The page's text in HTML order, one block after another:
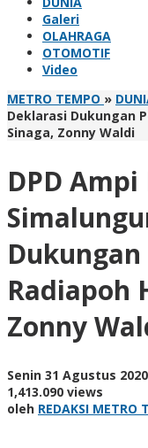
Galeri
OLAHRAGA
OTOMOTIF
Video
METRO TEMPO »
Deklarasi Dukungan
Sinaga, Zonny Waldi
DPD
Radiapoh
Zonny
Senin 31 Agustus 2020
1,413.090 views
oleh REDAKSI METRO